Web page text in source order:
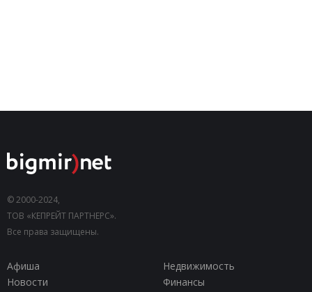
© 2000-2024,
ТОВ «КЕПРЕЙТ ПАРТНЕРС».
Все права защищены.
Афиша
Недвижимость
Новости
Финансы